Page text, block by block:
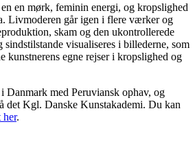
en mørk, feminin energi, og kropslighed
Livmoderen går igen i flere værker og
skam og den ukontrollerede
visualiseres i billederne, som
kunstnerens egne rejser i kropslighed og
Danmark med Peruviansk ophav, og
det Kgl. Danske Kunstakademi. Du kan
her.